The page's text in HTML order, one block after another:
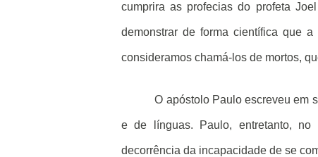
cumprira as profecias do profeta
demonstrar de forma científica que
consideramos chamá-los de mortos,
O apóstolo Paulo escreveu em
e de línguas. Paulo, entretanto,
decorrência da incapacidade de se